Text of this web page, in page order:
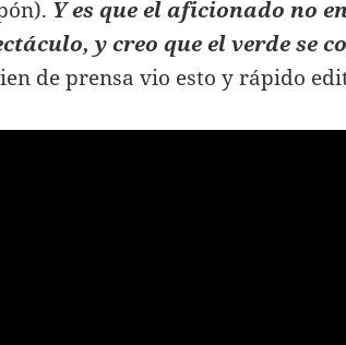
Y es que el aficionado no
y creo que el verde se
de prensa vio esto y rápido